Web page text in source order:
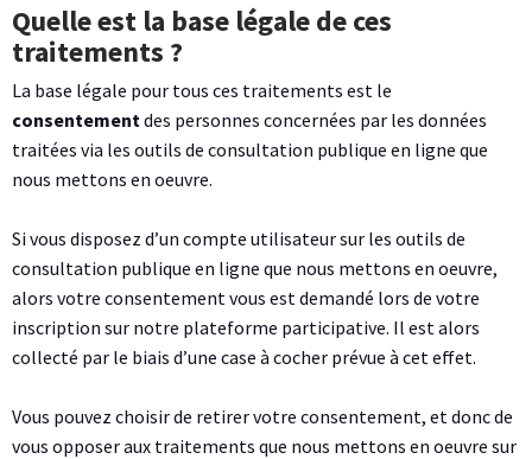
Quelle est la base légale de ces
traitements ?
La base légale pour tous ces traitements est le
consentement des personnes concernées par les données
traitées via les outils de consultation publique en ligne que
nous mettons en oeuvre.
Si vous disposez d’un compte utilisateur sur les outils de
consultation publique en ligne que nous mettons en oeuvre,
alors votre consentement vous est demandé lors de votre
inscription sur notre plateforme participative. Il est alors
collecté par le biais d’une case à cocher prévue à cet effet.
Vous pouvez choisir de retirer votre consentement, et donc de
vous opposer aux traitements que nous mettons en oeuvre sur